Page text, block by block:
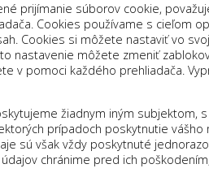
prijímanie súborov cookie,
Cookies používame s cieľom
Cookies si môžete nastaviť vo
nastavenie môžete zmeniť
v pomoci každého prehliadača.
žiadnym iným subjektom,
prípadoch poskytnutie
sú však vždy poskytnuté
chránime pred ich